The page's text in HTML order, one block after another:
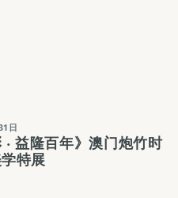
日
‧ 益隆百年》澳门炮竹时
特展